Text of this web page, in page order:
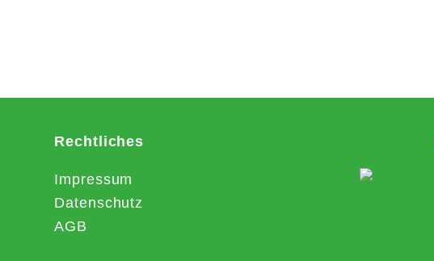
Rechtliches
Impressum
Datenschutz
AGB